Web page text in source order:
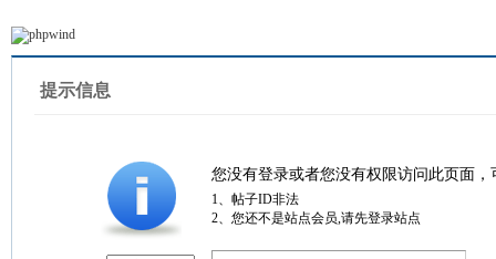
提示信息
您没有登录或者您没有权限访问此页面
1、帖子ID非法
2、您还不是站点会员,请先登录站点